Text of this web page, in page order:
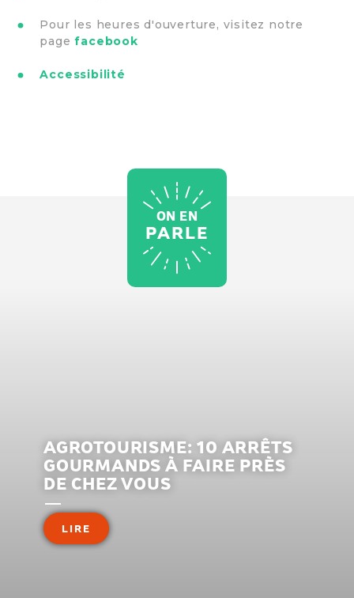
Pour les heures d'ouverture, visitez notre
pagefacebook
Accessibilité
ON EN
PARLE
AGROTOURISME: 10 ARRÊTS
GOURMANDS À FAIRE PRÈS
DE CHEZ VOUS
LIRE